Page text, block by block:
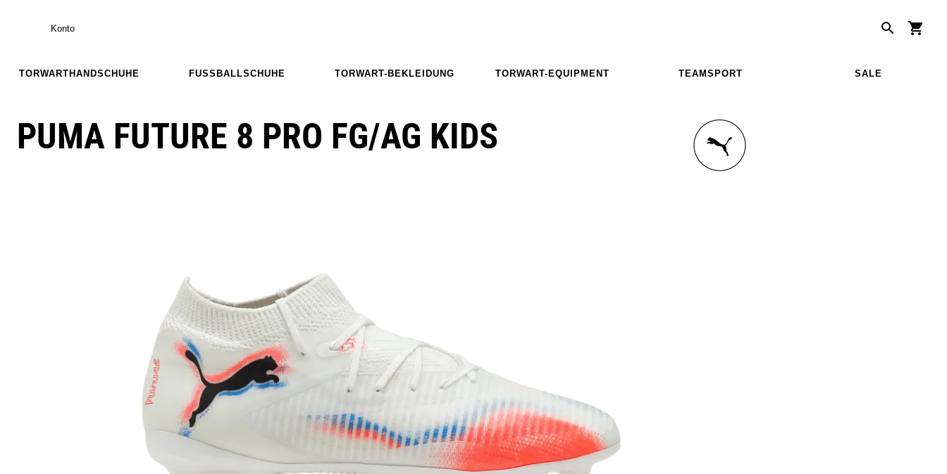
Konto
TORWARTHANDSCHUHE FUSSBALLSCHUHE TORWART-BEKLEIDUNG TORWART-EQUIPMENT TEAMSPORT SALE
PUMA FUTURE 8 PRO FG/AG KIDS